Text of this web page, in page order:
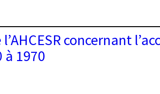
concernant
à 1970